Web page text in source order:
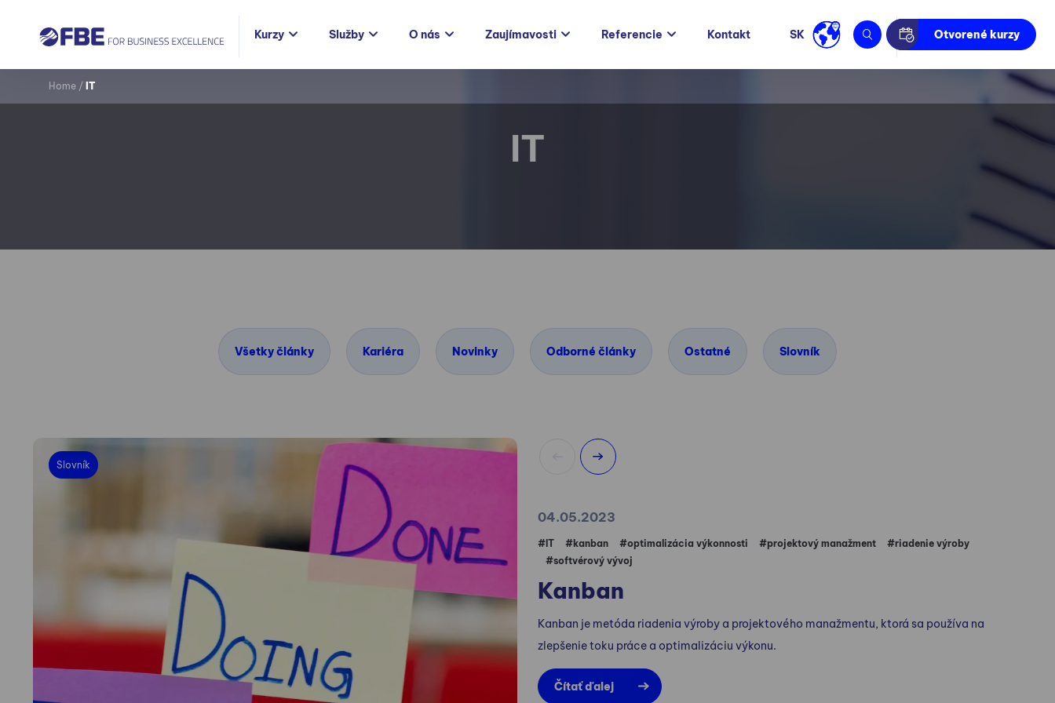
Kurzy Služby O nás Zaujímavosti Referencie Kontakt SK Otvorené kurzy
IT
Home / IT
Všetky články Kariéra Novinky Odborné články Ostatné Slovník
Slovník
04.05.2023
#IT #kanban #optimalizácia výkonnosti #projektový manažment
#riadenie výroby
#softvérový vývoj
Kanban
Kanban je metóda riadenia výroby a projektového manažmentu, ktorá sa používa na
zlepšenie toku práce a optimalizáciu výkonu.
Čítať ďalej